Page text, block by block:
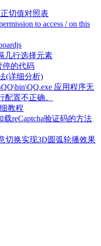
切值对照表
to access / on this
几行选择元素
停的代码
(详细分析)
应用程序无
置不正确。
教程
reCaptcha验证码的方法
切换实现3D圆弧轮播效果